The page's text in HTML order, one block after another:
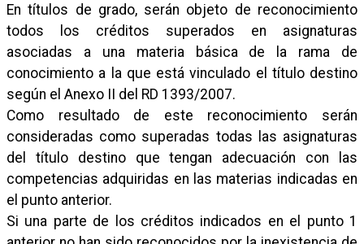
En títulos de grado, serán objeto de reconocimiento
todos los créditos superados en asignaturas
asociadas a una materia básica de la rama de
conocimiento a la que está vinculado el título destino
según el Anexo II del RD 1393/2007.
Como resultado de este reconocimiento serán
consideradas como superadas todas las asignaturas
del título destino que tengan adecuación con las
competencias adquiridas en las materias indicadas en
el punto anterior.
Si una parte de los créditos indicados en el punto 1